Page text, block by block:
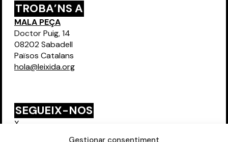
Gestionar consentiment
TROBA’NS A
MALA PEÇA
Doctor Puig, 14
08202 Sabadell
Països Catalans
hola@leixida.org
SEGUEIX-NOS
X